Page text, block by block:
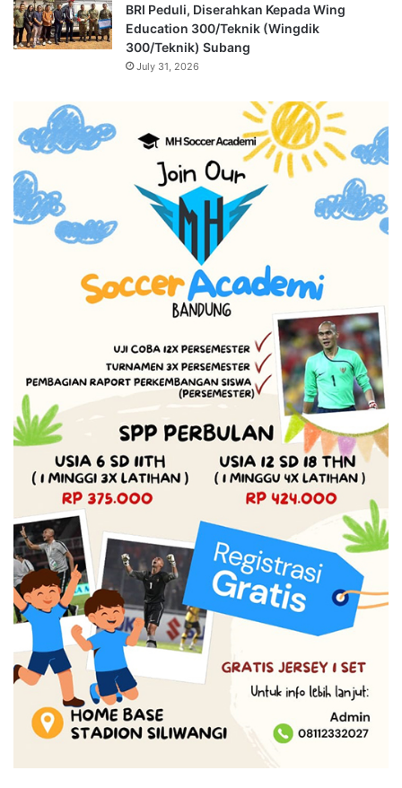
BRI Peduli, Diserahkan Kepada Wing
Education 300/Teknik (Wingdik
300/Teknik) Subang
July 31, 2026